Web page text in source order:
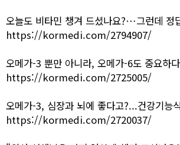
오늘도 비타민 챙겨 드셨나요?…그런데 정
https://kormedi.com/2794907/
오메가-3 뿐만 아니라, 오메가-6도 중요하다
https://kormedi.com/2725005/
오메가-3, 심장과 뇌에 좋다고?...건강기능
https://kormedi.com/2720037/